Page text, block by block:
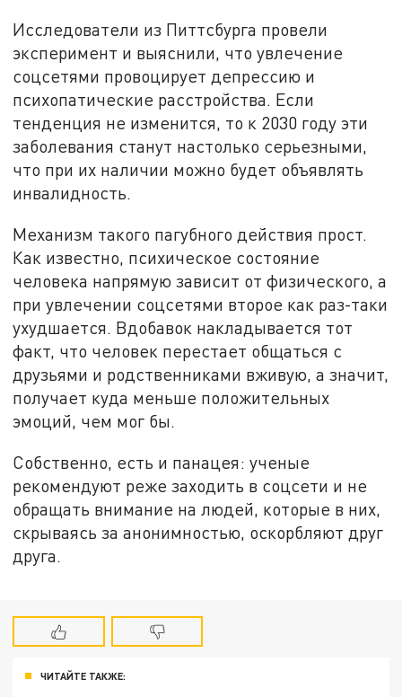
Исследователи из Питтсбурга провели
эксперимент и выяснили, что увлечение
соцсетями провоцирует депрессию и
психопатические расстройства. Если
тенденция не изменится, то к 2030 году эти
заболевания станут настолько серьезными,
что при их наличии можно будет объявлять
инвалидность.
Механизм такого пагубного действия прост.
Как известно, психическое состояние
человека напрямую зависит от физического, а
при увлечении соцсетями второе как раз-таки
ухудшается. Вдобавок накладывается тот
факт, что человек перестает общаться с
друзьями и родственниками вживую, а значит,
получает куда меньше положительных
эмоций, чем мог бы.
Собственно, есть и панацея: ученые
рекомендуют реже заходить в соцсети и не
обращать внимание на людей, которые в них,
скрываясь за анонимностью, оскорбляют друг
друга.
ЧИТАЙТЕ ТАКЖЕ: